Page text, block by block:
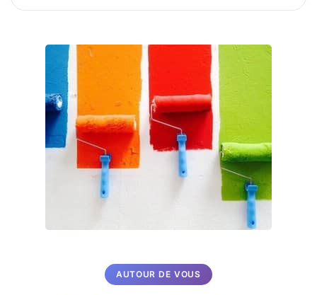
AUTOUR DE VOUS